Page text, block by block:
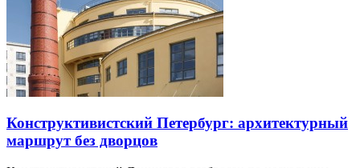
Конструктивистский Петербург: архитектурный
маршрут без дворцов